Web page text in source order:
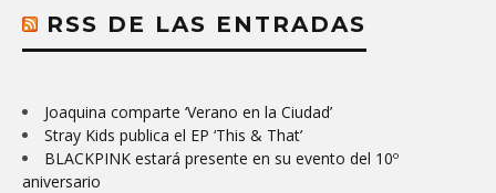
RSS DE LAS ENTRADAS
Joaquina comparte ‘Verano en la Ciudad’
Stray Kids publica el EP ‘This & That’
BLACKPINK estará presente en su evento del 10º
aniversario